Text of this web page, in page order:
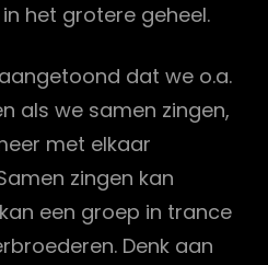
het grotere geheel.
dat we o.a.
als we samen zingen,
met elkaar
zingen kan
een groep in trance
Denk aan